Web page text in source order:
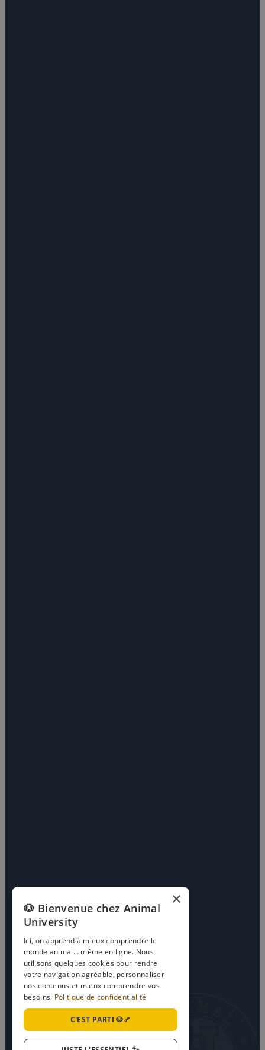
×
🐶 Bienvenue chez Animal
University
Ici, on apprend à mieux comprendre le
monde animal… même en ligne. Nous
utilisons quelques cookies pour rendre
votre navigation agréable, personnaliser
nos contenus et mieux comprendre vos
besoins. Politique de confidentialité
C'EST PARTI 🐶🦴